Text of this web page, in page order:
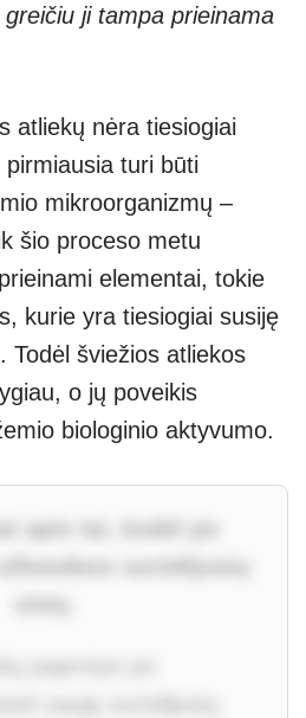
ji tampa prieinama
atliekų nėra tiesiogiai
turi būti
mikroorganizmų –
šio proceso metu
elementai, tokie
kurie yra tiesiogiai susiję
Todėl šviežios atliekos
o jų poveikis
biologinio aktyvumo.
apie tai, kodėl po
surūdijusių